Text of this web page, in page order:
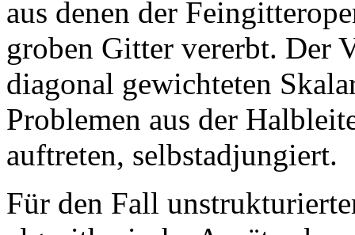
aus denen der
groben Gitter vererbt. Der
diagonal gewichteten
Problemen aus der
auftreten, selbstadjungiert.
Für den Fall